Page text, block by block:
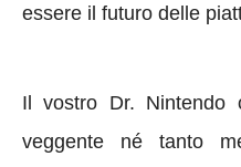
essere il futuro delle
Il vostro Dr. Nintendo
veggente né tanto